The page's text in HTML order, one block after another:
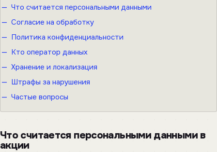
Что считается персональными данными
Согласие на обработку
Политика конфиденциальности
Кто оператор данных
Хранение и локализация
Штрафы за нарушения
Частые вопросы
Что считается персональными данными в
акции